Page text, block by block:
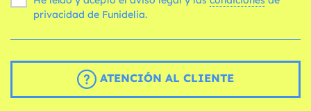
privacidad de Funidelia.
ATENCIÓN AL CLIENTE